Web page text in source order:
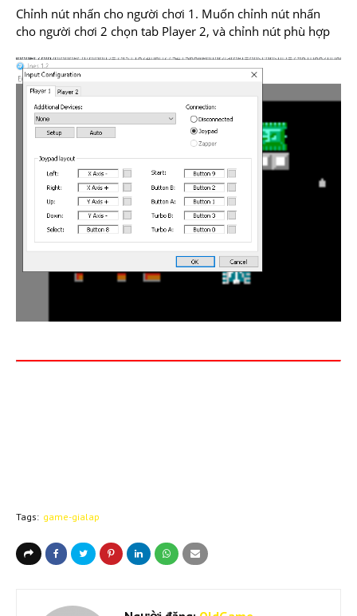
Chỉnh nút nhấn cho người chơi 1. Muốn chỉnh nút nhấn
cho người chơi 2 chọn tab Player 2, và chỉnh nút phù hợp
Tags: game-gialap